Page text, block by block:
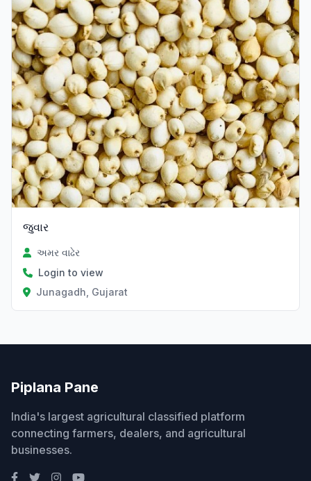
જુવાર
અમર વાઢેર
Login to view
Junagadh, Gujarat
Piplana Pane
India's largest agricultural classified platform
connecting farmers, dealers, and agricultural
businesses.